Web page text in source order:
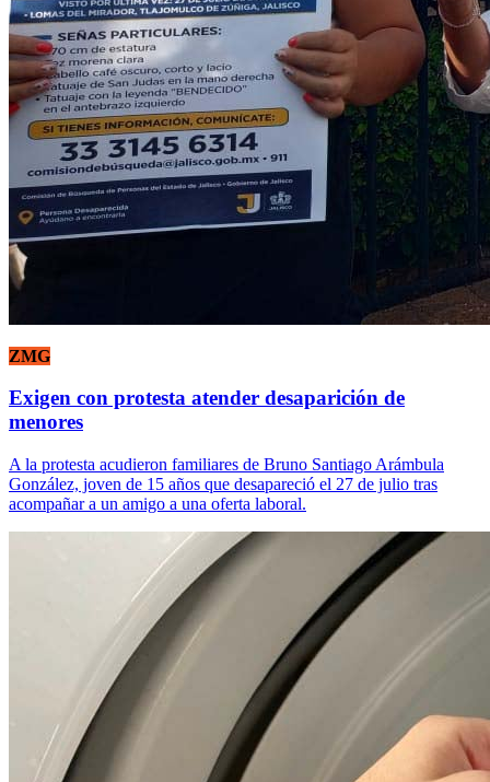
ZMG
Exigen con protesta atender desaparición de
menores
A la protesta acudieron familiares de Bruno Santiago Arámbula
González, joven de 15 años que desapareció el 27 de julio tras
acompañar a un amigo a una oferta laboral.